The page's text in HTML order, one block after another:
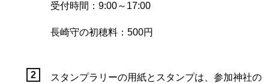
受付時間：9:00～17:00
長崎守の初穂料：500円
スタンプラリーの用紙とスタンプは、参加神社の